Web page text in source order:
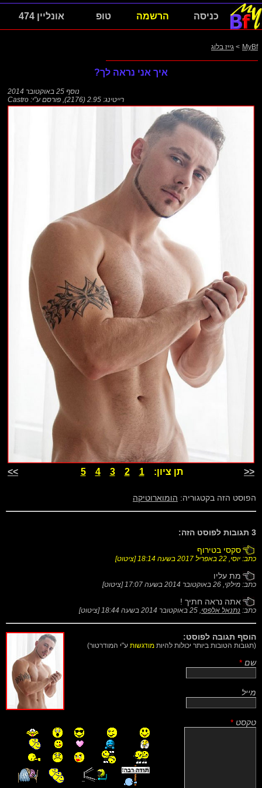
כניסה הרשמה טופ אונליין 474
MyBf
> גייז בלוג
איך אני נראה לך?
נוסף 25 באוקטובר 2014
רייטינג: 2.95 (2176)
, פורסם ע"י: Castro
<< תן ציון:1
2
3
4
5
>>
הפוסט הזה בקטגוריה: הומוארוטיקה
3 תגובות לפוסט הזה:
סקסי בטירוף
כתב: יוסי, 22 באפריל 2017 בשעה 18:14 [ציטוט]
מת עליו
כתב: מילקי, 26 באוקטובר 2014 בשעה 17:07 [ציטוט]
אתה נראה חתיך !
כתב: נתנאל אלפסי, 25 באוקטובר 2014 בשעה 18:44 [ציטוט]
הוסף תגובה לפוסט:
(תגובות הטובות ביותר יכולות להיות מודגשות ע"י המודרטור)
שם *
מייל
טקסט *